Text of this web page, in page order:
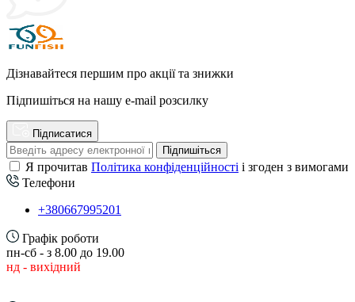
Дізнавайтеся першим про акції та знижки
Підпишіться на нашу e-mail розсилку
Підписатися
Підпишіться
Я прочитав Політика конфіденційності і згоден з вимогами
Телефони
+380667995201
Графік роботи
пн-сб - з 8.00 до 19.00
нд - вихідний